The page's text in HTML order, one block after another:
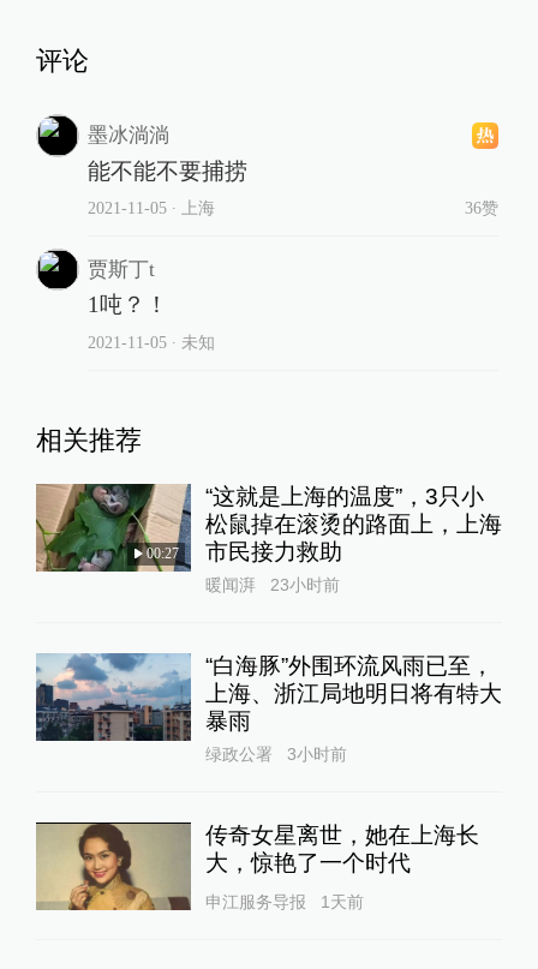
评论
墨冰淌淌
能不能不要捕捞
2021-11-05∙ 上海 36赞
贾斯丁t
1吨？！
2021-11-05∙ 未知
相关推荐
00:27
“这就是上海的温度”，3只小
松鼠掉在滚烫的路面上，上海
市民接力救助
暖闻湃 23小时前
“白海豚”外围环流风雨已至，
上海、浙江局地明日将有特大
暴雨
绿政公署 3小时前
传奇女星离世，她在上海长
大，惊艳了一个时代
申江服务导报 1天前